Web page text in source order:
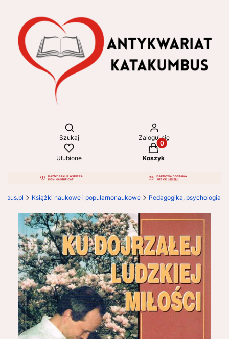
Otwórz wyszukiwarkę
Szukaj Zaloguj się
Ulubione
Produkty w koszyku:
Koszyk
Książki naukowe i popularnonaukowe Pedagogika, psychologia